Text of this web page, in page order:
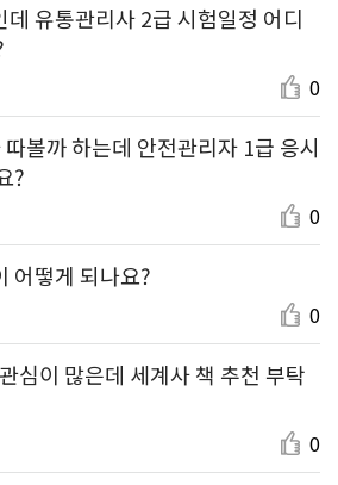
유통관리사 2급 시험일정 어디
0
볼까 하는데 안전관리자 1급 응시
?
0
어떻게 되나요?
0
심이 많은데 세계사 책 추천 부탁
0